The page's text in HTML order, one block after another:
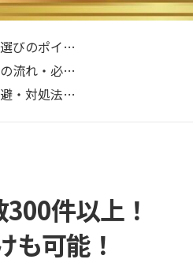
びのポイ…
流れ・必…
・対処法…
件以上！
も可能！